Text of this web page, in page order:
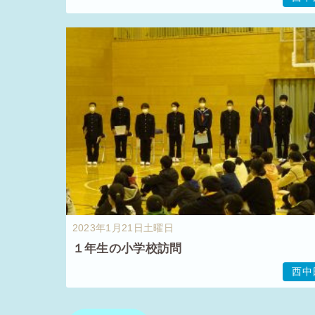
2023年1月21日土曜日
１年生の小学校訪問
西中